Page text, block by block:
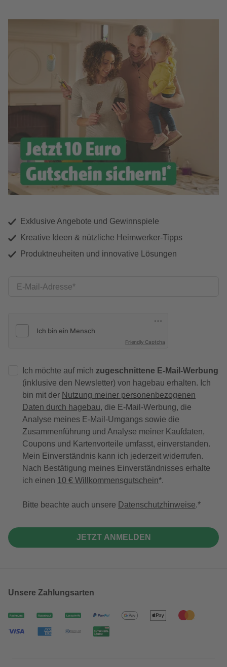
Exklusive Angebote und Gewinnspiele
Kreative Ideen & nützliche Heimwerker-Tipps
Produktneuheiten und innovative Lösungen
E-Mail-Adresse
Friendly Captcha
Ich möchte auf mich zugeschnittene E-Mail-Werbung
(inklusive den Newsletter) von hagebau erhalten. Ich
bin mit der Nutzung meiner personenbezogenen
Daten durch hagebau, die E-Mail-Werbung, die
Analyse meines E-Mail-Umgangs sowie die
Zusammenführung und Analyse meiner Kaufdaten,
Coupons und Kartenvorteile umfasst, einverstanden.
Mein Einverständnis kann ich jederzeit widerrufen.
Nach Bestätigung meines Einverständnisses erhalte
ich einen 10 € Willkommensgutschein*.
Bitte beachte auch unsere Datenschutzhinweise.
JETZT ANMELDEN
Unsere Zahlungsarten